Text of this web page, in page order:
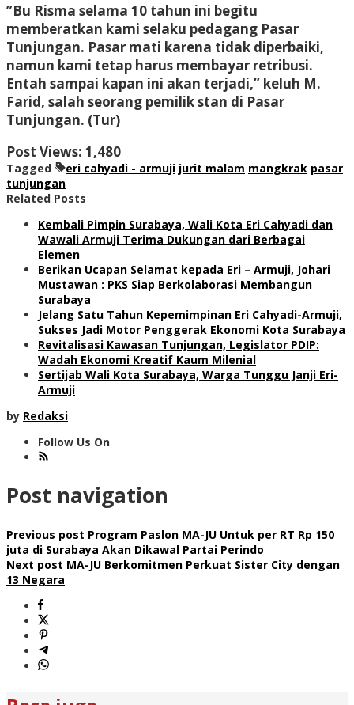
”Bu Risma selama 10 tahun ini begitu
memberatkan kami selaku pedagang Pasar
Tunjungan. Pasar mati karena tidak diperbaiki,
namun kami tetap harus membayar retribusi.
Entah sampai kapan ini akan terjadi,” keluh M.
Farid, salah seorang pemilik stan di Pasar
Tunjungan. (Tur)
Post Views: 1,480
Tagged eri cahyadi - armuji jurit malam mangkrak pasar
tunjungan
Related Posts
Kembali Pimpin Surabaya, Wali Kota Eri Cahyadi dan
Wawali Armuji Terima Dukungan dari Berbagai
Elemen
Berikan Ucapan Selamat kepada Eri – Armuji, Johari
Mustawan : PKS Siap Berkolaborasi Membangun
Surabaya
Jelang Satu Tahun Kepemimpinan Eri Cahyadi-Armuji,
Sukses Jadi Motor Penggerak Ekonomi Kota Surabaya
Revitalisasi Kawasan Tunjungan, Legislator PDIP:
Wadah Ekonomi Kreatif Kaum Milenial
Sertijab Wali Kota Surabaya, Warga Tunggu Janji Eri-
Armuji
by Redaksi
Follow Us On
Post navigation
Previous post Program Paslon MA-JU Untuk per RT Rp 150
juta di Surabaya Akan Dikawal Partai Perindo
Next post MA-JU Berkomitmen Perkuat Sister City dengan
13 Negara